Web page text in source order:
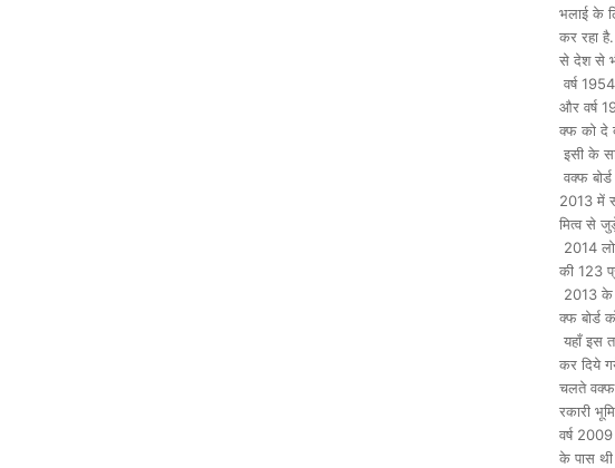
भलाई के
कर रहा
से देश से
वर्ष
और वर्ष
क्फ को दे
इसी के
वक्फ
2013 में
मित्व से
2014
की 123
2013 के
क्फ बोर्ड
यहाँ इस
कर दिये
चलते वक्फ
रकारी
वर्ष
के पास थी